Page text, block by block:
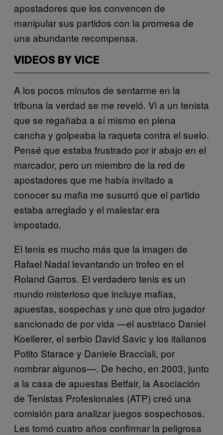
apostadores que los convencen de
manipular sus partidos con la promesa de
una abundante recompensa.
VIDEOS BY VICE
A los pocos minutos de sentarme en la
tribuna la verdad se me reveló. Vi a un tenista
que se regañaba a sí mismo en plena
cancha y golpeaba la raqueta contra el suelo.
Pensé que estaba frustrado por ir abajo en el
marcador, pero un miembro de la red de
apostadores que me había invitado a
conocer su mafia me susurró que el partido
estaba arreglado y el malestar era
impostado.
El tenis es mucho más que la imagen de
Rafael Nadal levantando un trofeo en el
Roland Garros. El verdadero tenis es un
mundo misterioso que incluye mafias,
apuestas, sospechas y uno que otro jugador
sancionado de por vida —el austriaco Daniel
Koellerer, el serbio David Savic y los italianos
Potito Starace y Daniele Bracciali, por
nombrar algunos—. De hecho, en 2003, junto
a la casa de apuestas Betfair, la Asociación
de Tenistas Profesionales (ATP) creó una
comisión para analizar juegos sospechosos.
Les tomó cuatro años confirmar la peligrosa